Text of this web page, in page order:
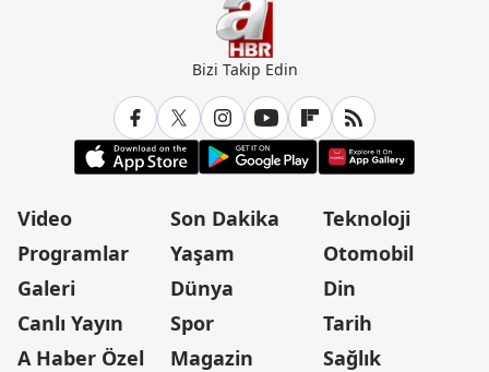
Bizi Takip Edin
Video
Programlar
Galeri
Canlı Yayın
A Haber Özel
Son Dakika
Yaşam
Dünya
Spor
Magazin
Teknoloji
Otomobil
Din
Tarih
Sağlık